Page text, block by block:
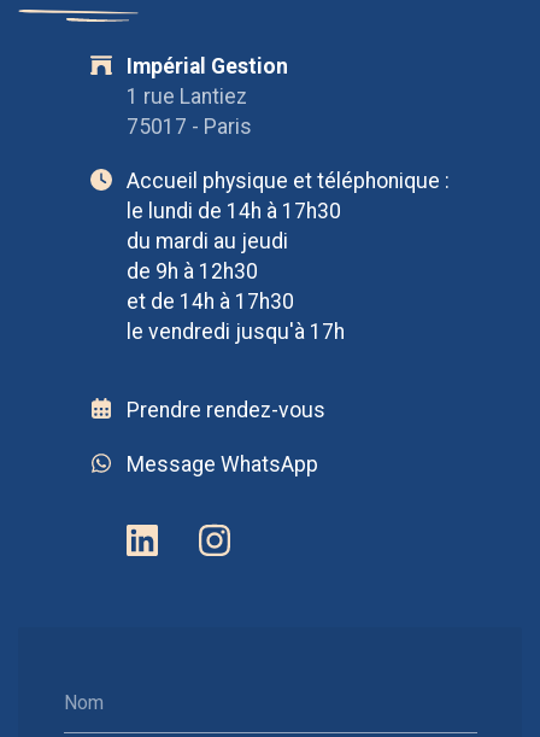
Nom
Impérial Gestion
1 rue Lantiez
75017 - Paris
Accueil physique et téléphonique :
le lundi de 14h à 17h30
du mardi au jeudi
de 9h à 12h30
et de 14h à 17h30
le vendredi jusqu'à 17h
Prendre rendez-vous
Message WhatsApp